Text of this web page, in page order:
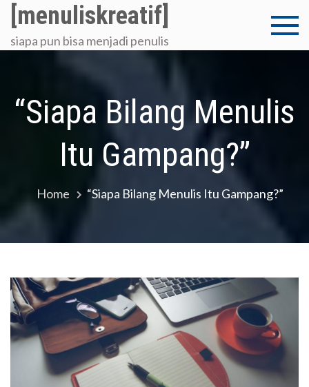
Skip
content
[menuliskreatif]
siapa pun bisa menjadi penulis
“Siapa Bilang Menulis
Itu Gampang?”
Home “Siapa Bilang Menulis Itu Gampang?”